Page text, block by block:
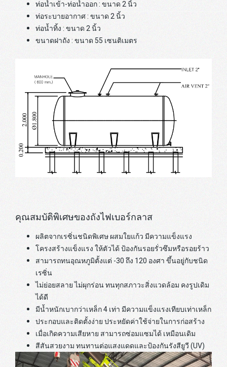
ท่อน้ำเข้า-ท่อน้ำออก : ขนาด 2 นิ้ว
ท่อระบายอากาศ : ขนาด 2 นิ้ว
ท่อน้ำทิ้ง : ขนาด 2 นิ้ว
ขนาดฝาถัง : ขนาด 55 เซนติเมตร
คุณสมบัติพิเศษของถังไฟเบอร์กลาส
ผลิตจากเรซิ่นชนิดพิเศษ ผสมใยแก้ว มีความแข็งแรง
โครงสร้างแข็งแรง ให้ตัวได้ ป้องกันรอยรั่วซึมหรือรอยร้าว
สามารถทนอุณหภูมิตั้งแต่ -30 ถึง 120 องศา ขึ้นอยู่กับชนิด
เรซิ่น
ไม่ย่อยสลาย ไม่ผุกร่อน ทนทุกสภาวะสิ่งแวดล้อม คงรูปเดิม
ได้ดี
มีน้ำหนักเบากว่าเหล็ก 4 เท่า มีความแข็งแรงเทียบเท่าเหล็ก
ประกอบและติดตั้งง่าย ประหยัดค่าใช้จ่ายในการก่อสร้าง
เมื่อเกิดความเสียหาย สามารถซ่อมแซมได้ เหมือนเดิม
สีสันสวยงาม ทนทานต่อแสงแดดและป้องกันรังสียูวี (UV)